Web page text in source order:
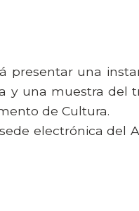
presentar una
y una muestra del
de Cultura.
electrónica del